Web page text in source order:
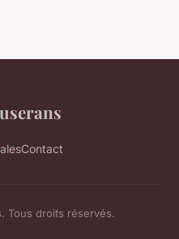
Contact
Tous droits réservés.